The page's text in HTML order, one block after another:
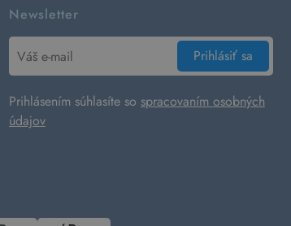
Newsletter
Prihlásiť sa
Prihlásením súhlasíte so spracovaním osobných
údajov